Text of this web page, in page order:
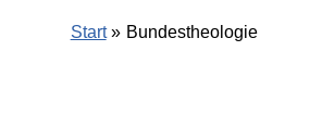
Start Bundestheologie